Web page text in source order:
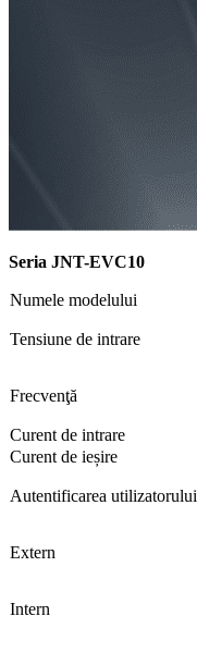
Seria JNT-EVC10
Numele modelului
Tensiune de intrare
Frecvenţă
Curent de intrare
Curent de ieșire
Autentificarea utilizatorului
Extern
Intern